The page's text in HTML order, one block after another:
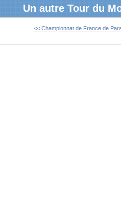
Un autre Tour du
<< Championnat de France de